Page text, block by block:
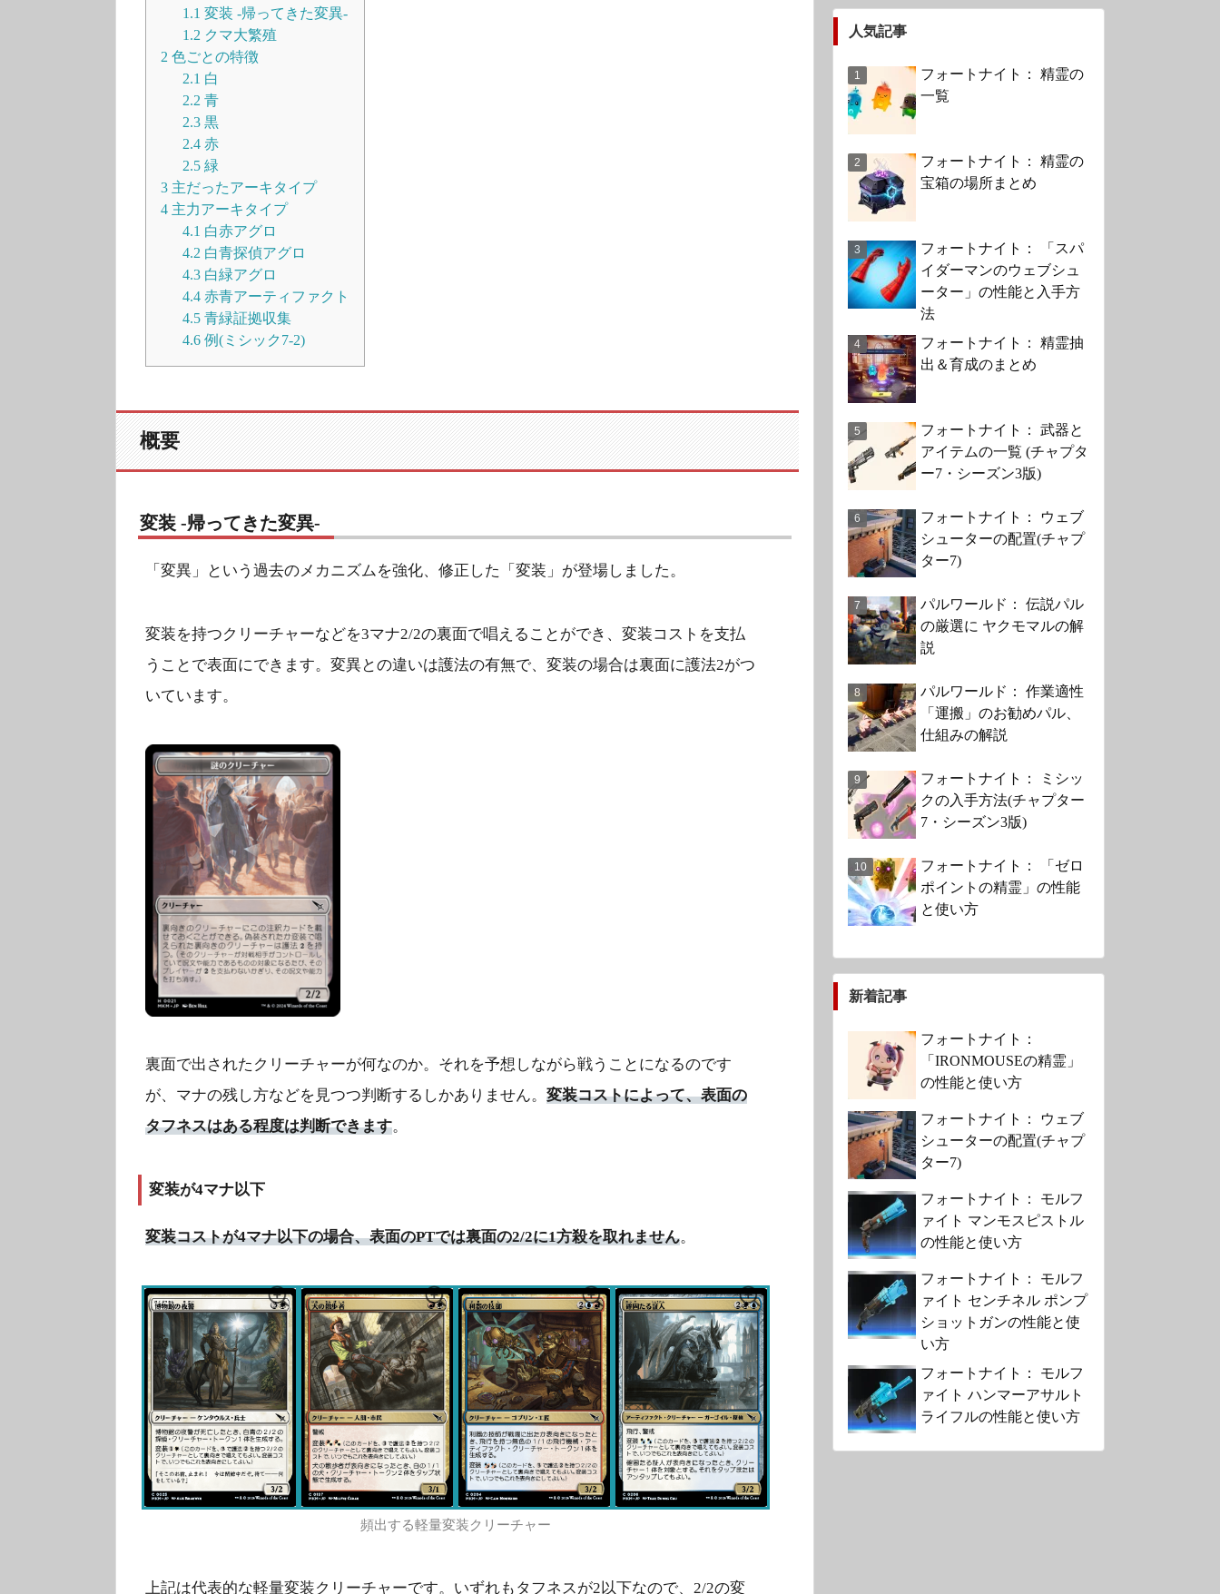
1.1 変装 -帰ってきた変異-
1.2 クマ大繁殖
2 色ごとの特徴
2.1 白
2.2 青
2.3 黒
2.4 赤
2.5 緑
3 主だったアーキタイプ
4 主力アーキタイプ
4.1 白赤アグロ
4.2 白青探偵アグロ
4.3 白緑アグロ
4.4 赤青アーティファクト
4.5 青緑証拠収集
4.6 例(ミシック7-2)
概要
変装 -帰ってきた変異-
「変異」という過去のメカニズムを強化、修正した「変装」が登場しました。
変装を持つクリーチャーなどを3マナ2/2の裏面で唱えることができ、変装コストを支払
うことで表面にできます。変異との違いは護法の有無で、変装の場合は裏面に護法2がつ
いています。
裏面で出されたクリーチャーが何なのか。それを予想しながら戦うことになるのです
が、マナの残し方などを見つつ判断するしかありません。 変装コストによって、表面の
タフネスはある程度は判断できます。
変装が4マナ以下
変装コストが4マナ以下の場合、表面のPTでは裏面の2/2に1方殺を取れません。
頻出する軽量変装クリーチャー
上記は代表的な軽量変装クリーチャーです。いずれもタフネスが2以下なので、2/2の変
人気記事
フォートナイト： 精霊の
一覧
フォートナイト： 精霊の
宝箱の場所まとめ
フォートナイト： 「スパ
イダーマンのウェブシュ
ーター」の性能と入手方
法
フォートナイト： 精霊抽
出＆育成のまとめ
フォートナイト： 武器と
アイテムの一覧 (チャプタ
ー7・シーズン3版)
フォートナイト： ウェブ
シューターの配置(チャプ
ター7)
パルワールド： 伝説パル
の厳選に ヤクモマルの解
説
パルワールド： 作業適性
「運搬」のお勧めパル、
仕組みの解説
フォートナイト： ミシッ
クの入手方法(チャプター
7・シーズン3版)
フォートナイト： 「ゼロ
ポイントの精霊」の性能
と使い方
新着記事
フォートナイト：
「IRONMOUSEの精霊」
の性能と使い方
フォートナイト： ウェブ
シューターの配置(チャプ
ター7)
フォートナイト： モルフ
ァイト マンモスピストル
の性能と使い方
フォートナイト： モルフ
ァイト センチネル ポンプ
ショットガンの性能と使
い方
フォートナイト： モルフ
ァイト ハンマーアサルト
ライフルの性能と使い方